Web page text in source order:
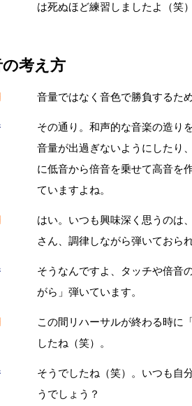
は死ぬほど練習しましたよ（笑
考え方
音量ではなく音色で勝負するた
その通り。和声的な音楽の造り
音量が出過ぎないようにしたり
に低音から倍音を乗せて高音を
ていますよね。
はい。いつも興味深く思うのは
さん、調律しながら弾いておら
そうなんですよ、タッチや倍音
がら」弾いています。
この間リハーサルが終わる時に
したね（笑）。
そうでしたね（笑）。いつも自
うでしょう？